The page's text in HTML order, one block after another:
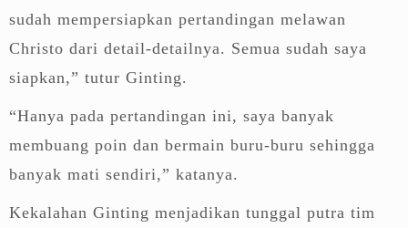
sudah mempersiapkan pertandingan melawan
Christo dari detail-detailnya. Semua sudah saya
siapkan,” tutur Ginting.
“Hanya pada pertandingan ini, saya banyak
membuang poin dan bermain buru-buru sehingga
banyak mati sendiri,” katanya.
Kekalahan Ginting menjadikan tunggal putra tim